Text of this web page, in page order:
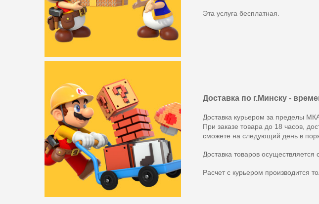
Эта услуга бесплатная.
Доставка по г.Минску -
Доставка курьером за пределы
При заказе товара до 18 часов,
сможете на следующий день в
Доставка товаров
Расчет с курьером производится